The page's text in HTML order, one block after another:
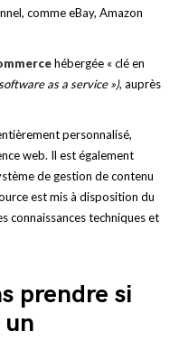
comme eBay, Amazon
hébergée « clé en
as a service »), auprès
personnalisé,
web. Il est également
de gestion de contenu
est mis à disposition du
connaissances techniques et
prendre si